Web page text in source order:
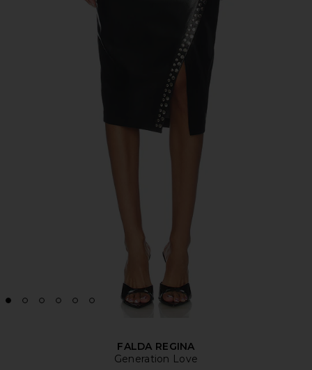
FALDA REGINA
Generation Love